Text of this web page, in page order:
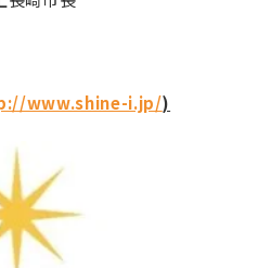
www.shine-i.jp/)